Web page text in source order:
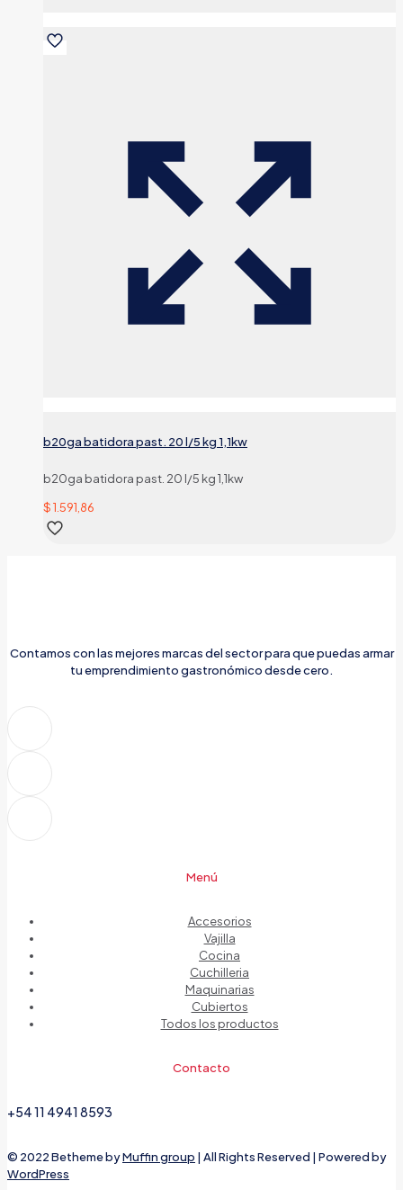
b20ga batidora past. 20 l/5 kg 1,1kw
b20ga batidora past. 20 l/5 kg 1,1kw
$1.591,86
Contamos con las mejores marcas del sector para que puedas armar
tu emprendimiento gastronómico desde cero.
Menú
Accesorios
Vajilla
Cocina
Cuchilleria
Maquinarias
Cubiertos
Todos los productos
Contacto
+54 11 4941 8593
© 2022 Betheme byMuffin group | All Rights Reserved | Powered by
WordPress